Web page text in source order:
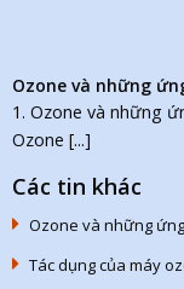
Ozone và những
1. Ozone và những
Ozone [...]
Các tin khác
Ozone và những
Tác dụng của máy